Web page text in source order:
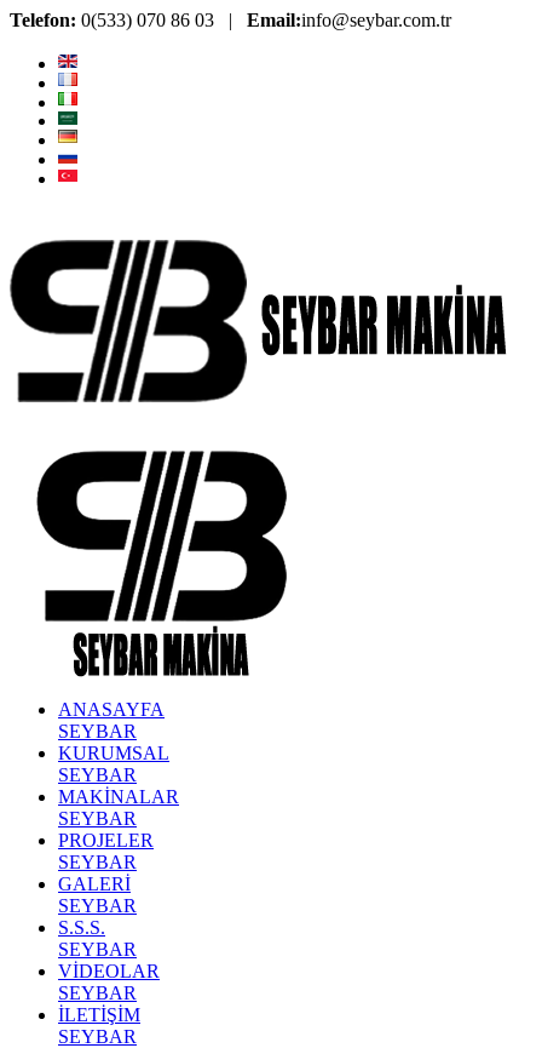
Telefon: 0(533) 070 86 03 | Email:info@seybar.com.tr
ANASAYFA
SEYBAR
KURUMSAL
SEYBAR
MAKİNALAR
SEYBAR
PROJELER
SEYBAR
GALERİ
SEYBAR
S.S.S.
SEYBAR
VİDEOLAR
SEYBAR
İLETİŞİM
SEYBAR